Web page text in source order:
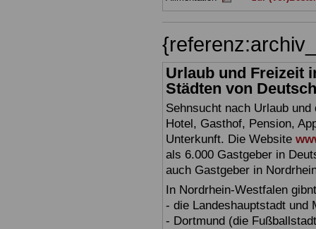
Urlaub und Freizeit
Städten von
Sehnsucht nach Urlaub
Hotel, Gasthof, Pension,
Unterkunft. Die Website
als 6.000 Gastgeber in
auch Gastgeber in
In Nordrhein-Westfalen
- die Landeshauptstadt und
- Dortmund (die